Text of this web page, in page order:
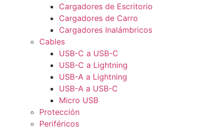
Cargadores de Escritorio
Cargadores de Carro
Cargadores Inalámbricos
Cables
USB-C a USB-C
USB-C a Lightning
USB-A a Lightning
USB-A a USB-C
Micro USB
Protección
Periféricos